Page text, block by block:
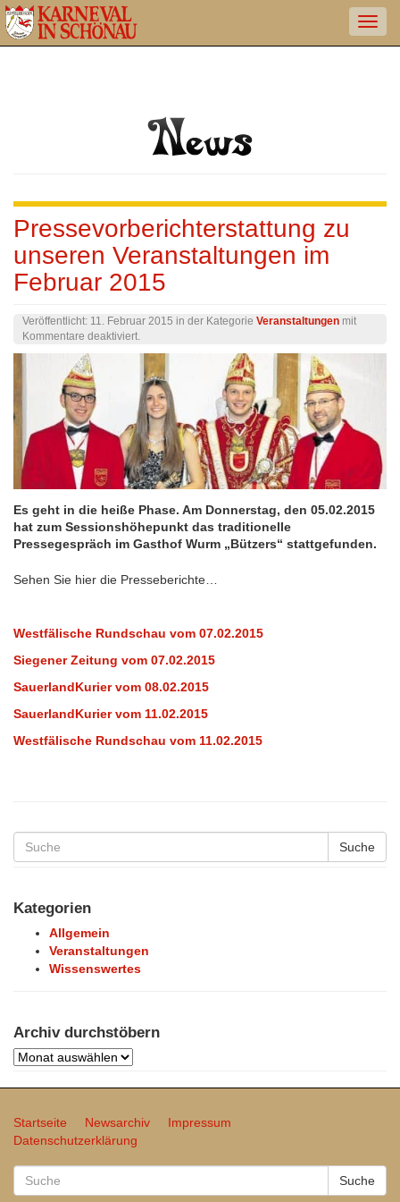
Pressevorberichterstattung zu
unseren Veranstaltungen im
Februar 2015
Veröffentlicht: 11. Februar 2015 in der Kategorie Veranstaltungen mit
Kommentare deaktiviertfür
Pressevorberichterstattung
zu
unseren
Veranstaltungen
im
Februar
2015
.
Es geht in die heiße Phase. Am Donnerstag, den 05.02.2015
hat zum Sessionshöhepunkt das traditionelle
Pressegespräch im Gasthof Wurm „Bützers“ stattgefunden.
Sehen Sie hier die Presseberichte…
Westfälische Rundschau vom 07.02.2015
Siegener Zeitung vom 07.02.2015
SauerlandKurier vom 08.02.2015
SauerlandKurier vom 11.02.2015
Westfälische Rundschau vom 11.02.2015
Suche
Kategorien
Allgemein
Veranstaltungen
Wissenswertes
Archiv durchstöbern
Archiv
Startseite Newsarchiv
Impressum
Datenschutzerklärung
Suche